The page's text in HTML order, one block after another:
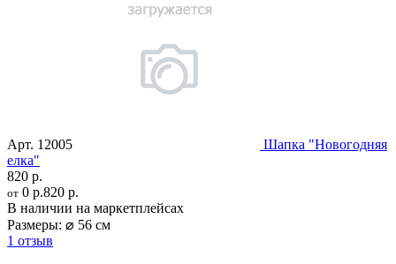
Арт. 12005
Шапка "Новогодняя
елка"
820 р.
от 0 р.820 р.
В наличии на маркетплейсах
Размеры: ⌀ 56 см
1 отзыв